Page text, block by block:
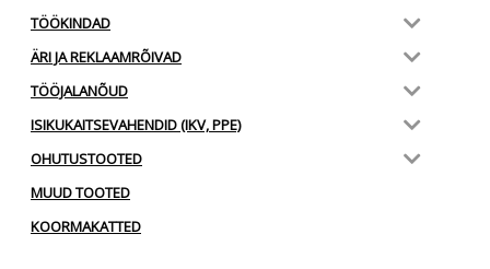
TÖÖKINDAD
ÄRI JA REKLAAMRÕIVAD
TÖÖJALANÕUD
ISIKUKAITSEVAHENDID (IKV, PPE)
OHUTUSTOOTED
MUUD TOOTED
KOORMAKATTED